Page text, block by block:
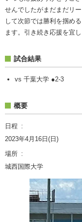
せんでしたがまだまだリ
して次節では勝利を掴め
ます。引き続き応援を宜
試合結果
vs 千葉大学 ●2-3
概要
日程
2023年4月16日(日)
場所
城西国際大学